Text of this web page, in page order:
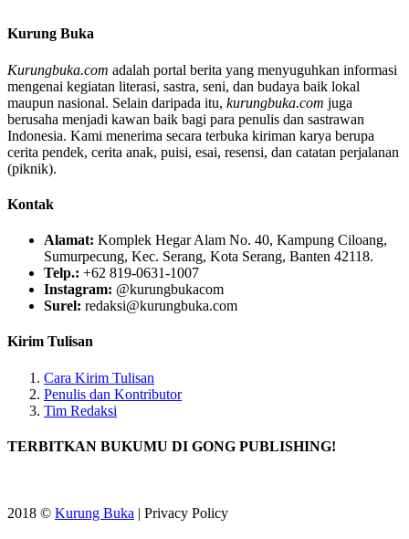
Kurung Buka
Kurungbuka.com adalah portal berita yang menyuguhkan informasi
mengenai kegiatan literasi, sastra, seni, dan budaya baik lokal
maupun nasional. Selain daripada itu, kurungbuka.com juga
berusaha menjadi kawan baik bagi para penulis dan sastrawan
Indonesia. Kami menerima secara terbuka kiriman karya berupa
cerita pendek, cerita anak, puisi, esai, resensi, dan catatan perjalanan
(piknik).
Kontak
Alamat: Komplek Hegar Alam No. 40, Kampung Ciloang,
Sumurpecung, Kec. Serang, Kota Serang, Banten 42118.
Telp.: +62 819-0631-1007
Instagram: @kurungbukacom
Surel: redaksi@kurungbuka.com
Kirim Tulisan
Cara Kirim Tulisan
Penulis dan Kontributor
Tim Redaksi
TERBITKAN BUKUMU DI GONG PUBLISHING!
2018 © Kurung Buka | Privacy Policy